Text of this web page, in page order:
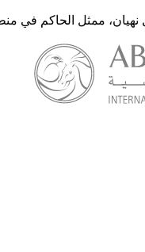
ممثل الحاكم في